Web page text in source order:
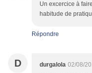
Un excercice à
habitude de
Répondre
D durgalola 02/08/